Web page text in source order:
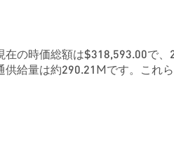
の時価総額は$318,593.00で
供給量は約290.21Mです。これ